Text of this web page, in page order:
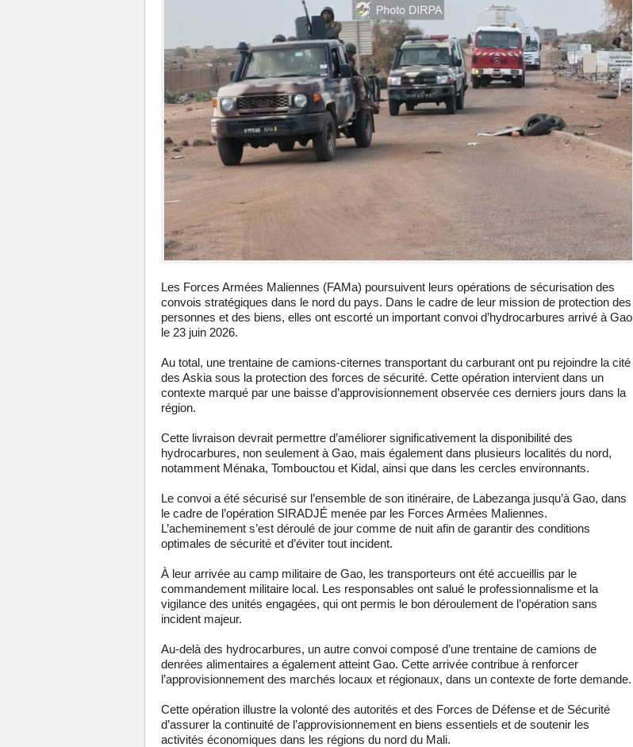
Les Forces Armées Maliennes (FAMa) poursuivent leurs opérations de sécurisation des
convois stratégiques dans le nord du pays. Dans le cadre de leur mission de protection des
personnes et des biens, elles ont escorté un important convoi d’hydrocarbures arrivé à Gao
le 23 juin 2026.
Au total, une trentaine de camions-citernes transportant du carburant ont pu rejoindre la cité
des Askia sous la protection des forces de sécurité. Cette opération intervient dans un
contexte marqué par une baisse d’approvisionnement observée ces derniers jours dans la
région.
Cette livraison devrait permettre d’améliorer significativement la disponibilité des
hydrocarbures, non seulement à Gao, mais également dans plusieurs localités du nord,
notamment Ménaka, Tombouctou et Kidal, ainsi que dans les cercles environnants.
Le convoi a été sécurisé sur l’ensemble de son itinéraire, de Labezanga jusqu’à Gao, dans
le cadre de l’opération SIRADJÉ menée par les Forces Armées Maliennes.
L’acheminement s’est déroulé de jour comme de nuit afin de garantir des conditions
optimales de sécurité et d’éviter tout incident.
À leur arrivée au camp militaire de Gao, les transporteurs ont été accueillis par le
commandement militaire local. Les responsables ont salué le professionnalisme et la
vigilance des unités engagées, qui ont permis le bon déroulement de l’opération sans
incident majeur.
Au-delà des hydrocarbures, un autre convoi composé d’une trentaine de camions de
denrées alimentaires a également atteint Gao. Cette arrivée contribue à renforcer
l’approvisionnement des marchés locaux et régionaux, dans un contexte de forte demande.
Cette opération illustre la volonté des autorités et des Forces de Défense et de Sécurité
d’assurer la continuité de l’approvisionnement en biens essentiels et de soutenir les
activités économiques dans les régions du nord du Mali.